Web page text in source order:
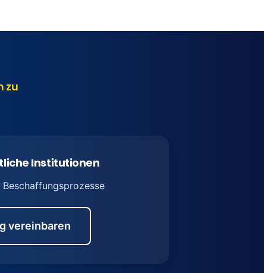
zu
Institutionen
vereinbaren